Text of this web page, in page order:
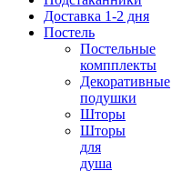
Доставка 1-2 дня
Постель
Постельные
компплекты
Декоративные
подушки
Шторы
Шторы
для
душа